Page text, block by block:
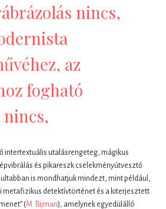
nincs,
az
fogható
intertextuális utalásrengeteg, mágikus
és pikareszk cselekményútvesztő
is mondhatjuk mindezt, mint például,
metafizikus detektívtörténet és a kiterjesztett
(M. Bijman), amelynek egyedülálló